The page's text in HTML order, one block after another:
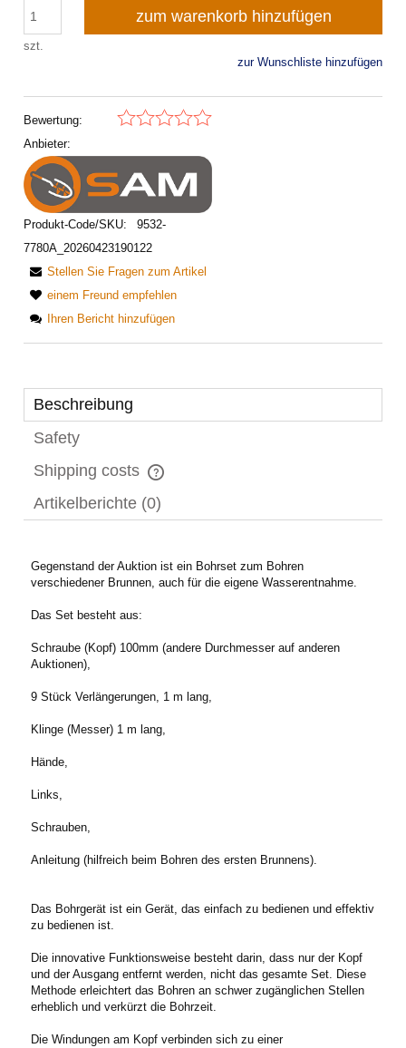
szt.
zum warenkorb hinzufügen
zur Wunschliste hinzufügen
Bewertung:
Anbieter:
Produkt-Code/SKU:
9532-
7780A_20260423190122
Stellen Sie Fragen zum Artikel
einem Freund empfehlen
Ihren Bericht hinzufügen
Beschreibung
Safety
Shipping costs
The price does not include any possible payment costs
Artikelberichte (0)
Gegenstand der Auktion ist ein Bohrset zum Bohren
verschiedener Brunnen, auch für die eigene Wasserentnahme.
Das Set besteht aus:
Schraube (Kopf) 100mm (andere Durchmesser auf anderen
Auktionen),
9 Stück Verlängerungen, 1 m lang,
Klinge (Messer) 1 m lang,
Hände,
Links,
Schrauben,
Anleitung (hilfreich beim Bohren des ersten Brunnens).
Das Bohrgerät ist ein Gerät, das einfach zu bedienen und effektiv
zu bedienen ist.
Die innovative Funktionsweise besteht darin, dass nur der Kopf
und der Ausgang entfernt werden, nicht das gesamte Set. Diese
Methode erleichtert das Bohren an schwer zugänglichen Stellen
erheblich und verkürzt die Bohrzeit.
Die Windungen am Kopf verbinden sich zu einer